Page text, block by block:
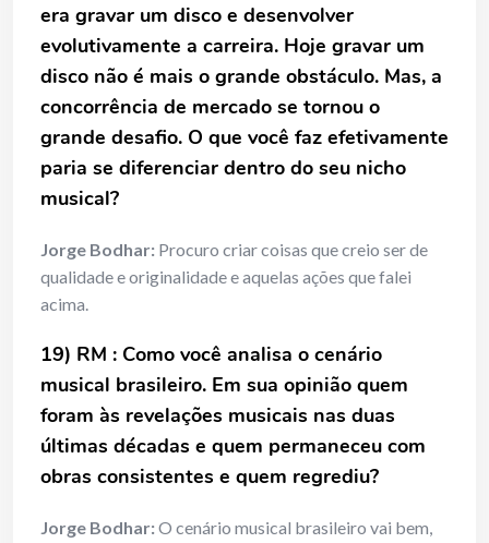
era gravar um disco e desenvolver
evolutivamente a carreira. Hoje gravar um
disco não é mais o grande obstáculo. Mas, a
concorrência de mercado se tornou o
grande desafio. O que você faz efetivamente
paria se diferenciar dentro do seu nicho
musical?
Jorge Bodhar: Procuro criar coisas que creio ser de
qualidade e originalidade e aquelas ações que falei
acima.
19) RM : Como você analisa o cenário
musical brasileiro. Em sua opinião quem
foram às revelações musicais nas duas
últimas décadas e quem permaneceu com
obras consistentes e quem regrediu?
Jorge Bodhar:O cenário musical brasileiro vai bem,